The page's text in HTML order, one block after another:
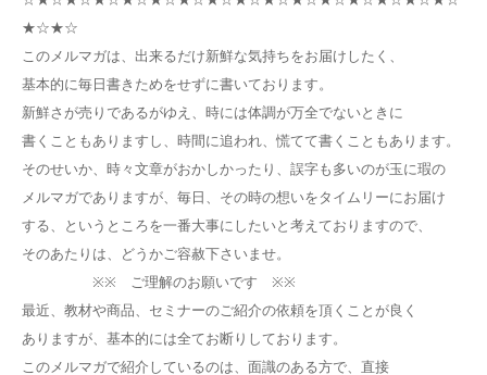
★☆★☆
このメルマガは、出来るだけ新鮮な気持ちをお届けしたく、
基本的に毎日書きためをせずに書いております。
新鮮さが売りであるがゆえ、時には体調が万全でないときに
書くこともありますし、時間に追われ、慌てて書くこともあります。
そのせいか、時々文章がおかしかったり、誤字も多いのが玉に瑕の
メルマガでありますが、毎日、その時の想いをタイムリーにお届け
する、というところを一番大事にしたいと考えておりますので、
そのあたりは、どうかご容赦下さいませ。
※※ ご理解のお願いです ※※
最近、教材や商品、セミナーのご紹介の依頼を頂くことが良く
ありますが、基本的には全てお断りしております。
このメルマガで紹介しているのは、面識のある方で、直接